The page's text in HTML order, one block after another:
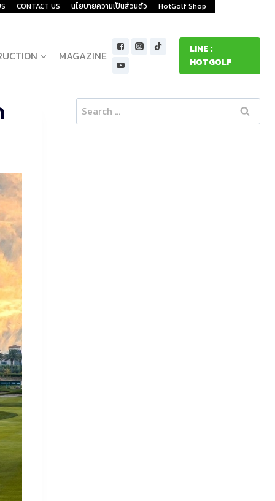
CONTACT US นโยบายความเป็นส่วนตัว HotGolf Shop
MAGAZINE
LINE :
HOTGOLF
Search
for: